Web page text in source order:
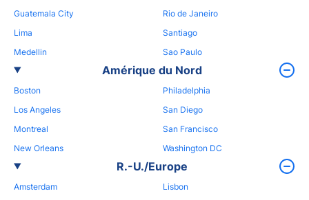
Guatemala City
Lima
Medellin
Rio de Janeiro
Santiago
Sao Paulo
Amérique du Nord
Boston
Los Angeles
Montreal
New Orleans
Philadelphia
San Diego
San Francisco
Washington DC
R.-U./Europe
Amsterdam
Lisbon